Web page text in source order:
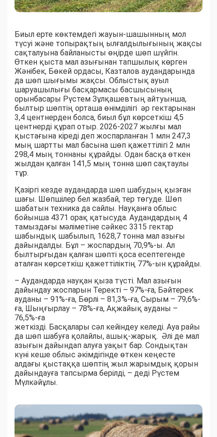
Биыл ерте көктемдегі жауын-шашынның мол
түсуі және топырақтың ылғалдылығының жақсы
сақталуына байланысты өңірде шөп шүйгін.
Өткен қыста мал азығынан тапшылық көрген
Жәнібек, Бөкей ордасы, Казталов аудандарында
да шөп шығымы жақсы. Облыстық ауыл
шаруашылығы басқармасы басшысының
орынбасары Рүстем Зұлқашевтың айтуынша,
былтыр шөптің орташа өнімділігі әр гектарынан
3,4 центнерден болса, биыл бұл көрсеткіш 4,5
центнерді құрап отыр. 2026-2027 жылғы мал
қыстағына кіреді деп жоспарланған 1 млн 247,3
мың шартты мал басына шөп қажеттілігі 2 млн
298,4 мың тоннаны құрайды. Одан басқа өткен
жылдан қалған 141,5 мың тонна шөп сақтаулы
тұр.
Қазіргі кезде аудандарда шөп шабудың қызған
шағы. Шөпшілер бел жазбай, тер төгуде. Шөп
шабатын техника да сайлы. Науқанға облыс
бойынша 4371 орақ қатысуда. Аудандардың 4
тамыздағы мәліметіне сәйкес 3315 гектар
шабындық шабылып, 1628,7 тонна мал азығы
дайындалды. Бұл – жоспардың 70,9%-ы. Ал
былтырғыдан қалған шөпті қоса есептегенде
аталған көрсеткіш қажеттіліктің 77%-ын құрайды.
– Аудандарда науқан қыза түсті. Мал азығын
дайындау жоспарын Теректі – 97%-ға, Бәйтерек
ауданы – 91%-ға, Бөрлі – 81,3%-ға, Сырым – 79,6%-
ға, Шыңғырлау – 78%-ға, Ақжайық ауданы –
76,5%-ға
жеткізді. Басқалары сәл кейіндеу келеді. Ауа райы
да шөп шабуға қолайлы, ашық-жарық. Әлі де мал
азығын дайындап алуға уақыт бар. Сондықтан
күні кеше облыс әкімдігінде өткен кеңесте
алдағы қыстаққа шөптің жыл жарымдық қорын
дайындауға тапсырма берілді, – деді Рүстем
Мүлкәйұлы.